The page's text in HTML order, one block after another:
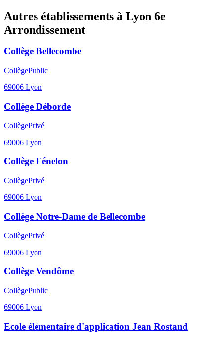
Autres établissements à Lyon 6e
Arrondissement
Collège Bellecombe
CollègePublic
69006 Lyon
Collège Déborde
CollègePrivé
69006 Lyon
Collège Fénelon
CollègePrivé
69006 Lyon
Collège Notre-Dame de Bellecombe
CollègePrivé
69006 Lyon
Collège Vendôme
CollègePublic
69006 Lyon
Ecole élémentaire d'application Jean Rostand